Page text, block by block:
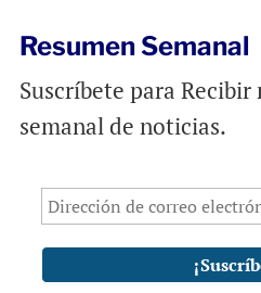
Resumen Semanal
Suscríbete para
semanal de noticias.